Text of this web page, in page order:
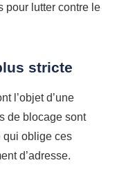
pour lutter contre le
stricte
l’objet d’une
de blocage sont
qui oblige ces
d’adresse.